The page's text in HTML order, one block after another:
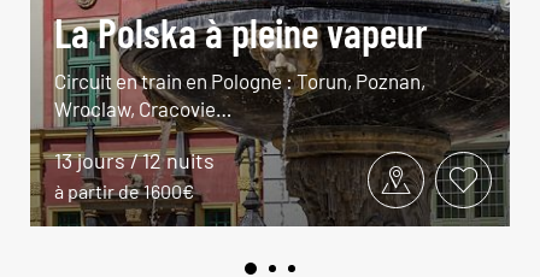
La Polska à pleine vapeur
Circuit en train en Pologne : Torun, Poznan,
Wroclaw, Cracovie…
13 jours / 12 nuits
à partir de 1600€